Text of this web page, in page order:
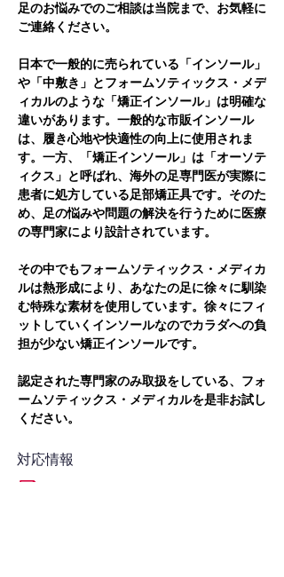
足のお悩みでのご相談は当院まで、お気軽に
ご連絡ください。
日本で一般的に売られている「インソール」
や「中敷き」とフォームソティックス・メデ
ィカルのような「矯正インソール」は明確な
違いがあります。一般的な市販インソール
は、履き心地や快適性の向上に使用されま
す。一方、「矯正インソール」は「オーソテ
ィクス」と呼ばれ、海外の足専門医が実際に
患者に処方している足部矯正具です。そのた
め、足の悩みや問題の解決を行うために医療
の専門家により設計されています。
その中でもフォームソティックス・メディカ
ルは熱形成により、あなたの足に徐々に馴染
む特殊な素材を使用しています。徐々にフィ
ットしていくインソールなのでカラダへの負
担が少ない矯正インソールです。
認定された専門家のみ取扱をしている、フォ
ームソティックス・メディカルを是非お試し
ください。
対応情報